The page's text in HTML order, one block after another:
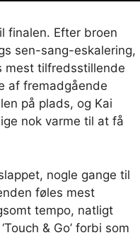
finalen. Efter broen
sen-sang-eskalering,
mest tilfredsstillende
af fremadgående
på plads, og Kai
nok varme til at få
nogle gange til
føles mest
tempo, natligt
& Go’ forbi som